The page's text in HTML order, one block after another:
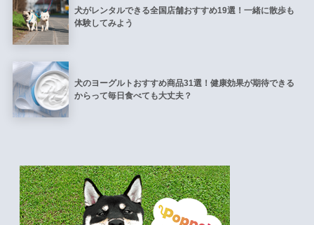
犬がレンタルできる全国店舗おすすめ19選！一緒に散歩も
体験してみよう
犬のヨーグルトおすすめ商品31選！健康効果が期待できる
からって毎日食べても大丈夫？